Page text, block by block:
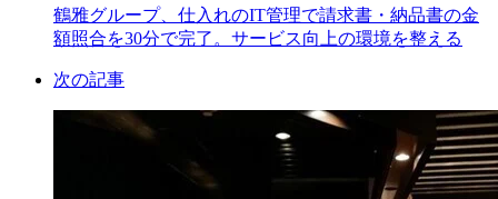
鶴雅グループ、仕入れのIT管理で請求書・納品書の金
額照合を30分で完了。サービス向上の環境を整える
次の記事